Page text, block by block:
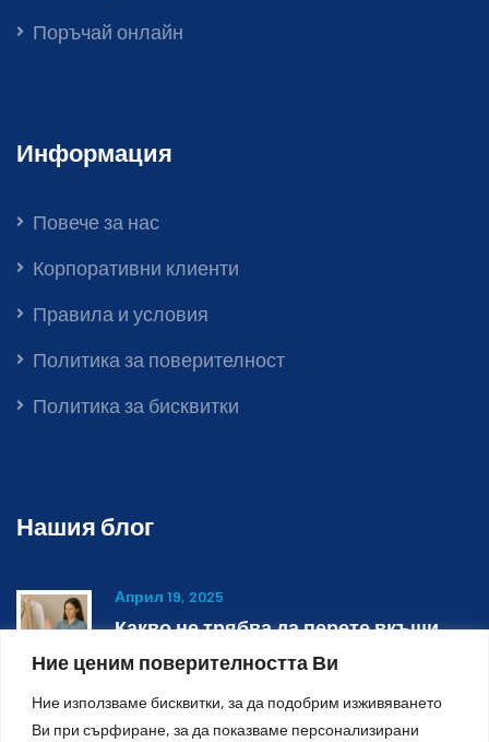
Ние ценим поверителността Ви
Ние използваме бисквитки, за да подобрим изживяването
Ви при сърфиране, за да показваме персонализирани
Поръчай онлайн
Информация
Повече за нас
Корпоративни клиенти
Правила и условия
Политика за поверителност
Политика за бисквитки
Нашия блог
Април 19, 2025
Какво не трябва да перете вкъщи
Октомври 27, 2023